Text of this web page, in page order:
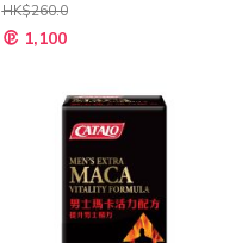
HK$260.0
特
殊 1,100